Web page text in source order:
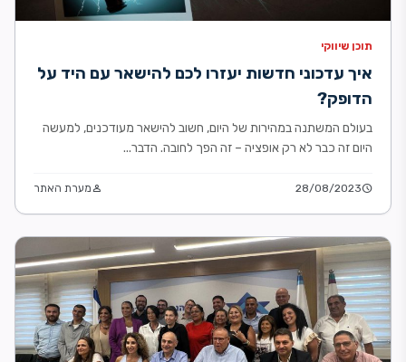
תוכן שיווקי
איך עדכוני חדשות יעזרו לכם להישאר עם היד על
הדופק?
בעולם המשתנה במהירות של היום, חשוב להישאר מעודכנים, למעשה
היום זה כבר לא רק אופציה – זה הפך לחובה. הדבר...
schedule
28/08/2023
personמערת האתר